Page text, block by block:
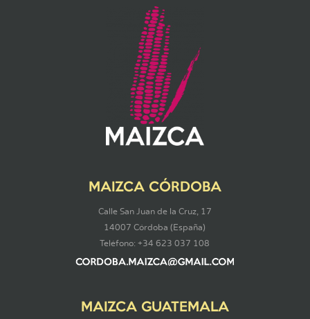
MAIZCA CÓRDOBA
Calle San Juan de la Cruz, 17
14007 Córdoba (España)
Teléfono: +34 623 037 108
MAIZCA GUATEMALA